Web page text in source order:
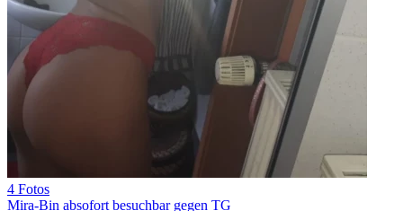
4 Fotos
Mira-Bin absofort besuchbar gegen TG